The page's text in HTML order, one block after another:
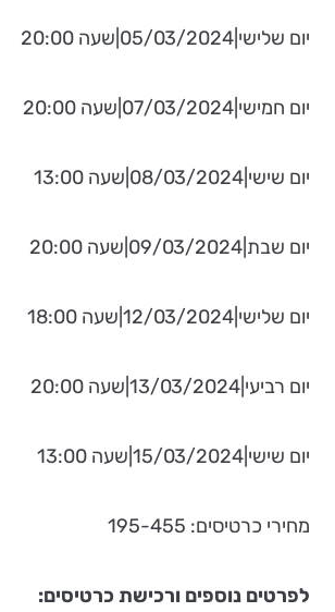
יום שלישי|05/03/2024|שעה 20:00
יום חמישי|07/03/2024|שעה 20:00
יום שישי|08/03/2024|שעה 13:00
יום שבת|09/03/2024|שעה 20:00
יום שלישי|12/03/2024|שעה 18:00
יום רביעי|13/03/2024|שעה 20:00
יום שישי|15/03/2024|שעה 13:00
מחירי כרטיסים: 195-455
לפרטים נוספים ורכישת כרטיסים: